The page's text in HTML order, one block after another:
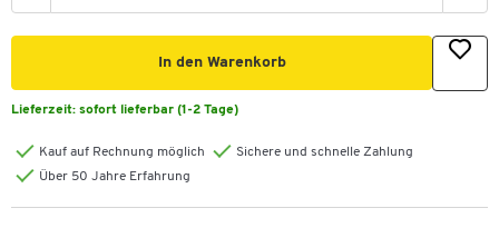
In den Warenkorb
Lieferzeit: sofort lieferbar (1-2 Tage)
Kauf auf Rechnung möglich
Sichere und schnelle Zahlung
Über 50 Jahre Erfahrung